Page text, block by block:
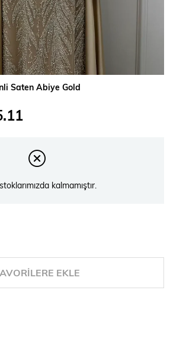
Saten Abiye Gold
kalmamıştır.
EKLE